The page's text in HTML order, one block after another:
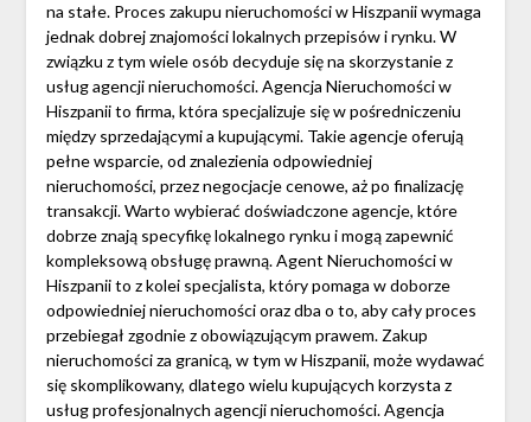
na stałe. Proces zakupu nieruchomości w Hiszpanii wymaga
jednak dobrej znajomości lokalnych przepisów i rynku. W
związku z tym wiele osób decyduje się na skorzystanie z
usług agencji nieruchomości. Agencja Nieruchomości w
Hiszpanii to firma, która specjalizuje się w pośredniczeniu
między sprzedającymi a kupującymi. Takie agencje oferują
pełne wsparcie, od znalezienia odpowiedniej
nieruchomości, przez negocjacje cenowe, aż po finalizację
transakcji. Warto wybierać doświadczone agencje, które
dobrze znają specyfikę lokalnego rynku i mogą zapewnić
kompleksową obsługę prawną. Agent Nieruchomości w
Hiszpanii to z kolei specjalista, który pomaga w doborze
odpowiedniej nieruchomości oraz dba o to, aby cały proces
przebiegał zgodnie z obowiązującym prawem. Zakup
nieruchomości za granicą, w tym w Hiszpanii, może wydawać
się skomplikowany, dlatego wielu kupujących korzysta z
usług profesjonalnych agencji nieruchomości. Agencja